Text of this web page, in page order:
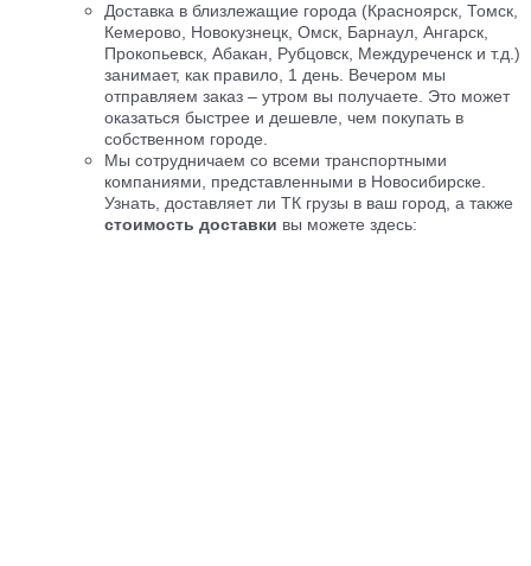
Доставка в близлежащие города (Красноярск, Томск,
Кемерово, Новокузнецк, Омск, Барнаул, Ангарск,
Прокопьевск, Абакан, Рубцовск, Междуреченск и т.д.)
занимает, как правило, 1 день. Вечером мы
отправляем заказ – утром вы получаете. Это может
оказаться быстрее и дешевле, чем покупать в
собственном городе.
Мы сотрудничаем со всеми транспортными
компаниями, представленными в Новосибирске.
Узнать, доставляет ли ТК грузы в ваш город, а также
стоимость доставки вы можете здесь: